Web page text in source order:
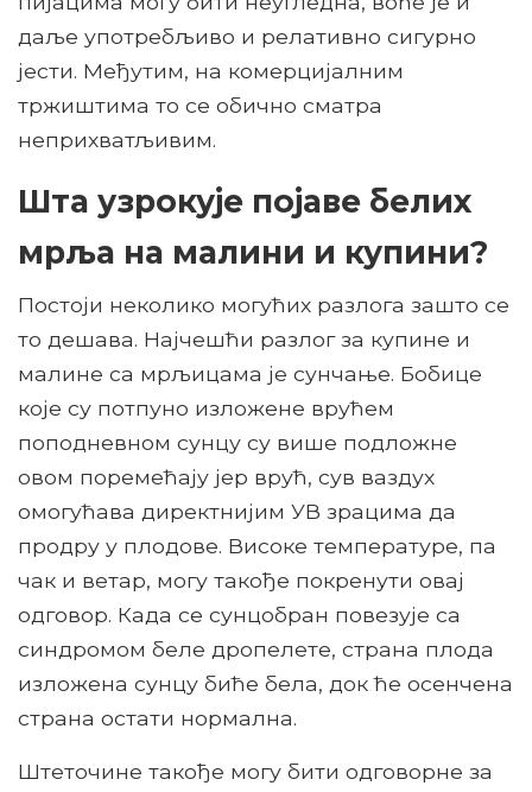
даље употребљиво и релативно сигурно
јести. Међутим, на комерцијалним
тржиштима то се обично сматра
неприхватљивим.
Шта узрокује појаве белих
мрља на малини и купини?
Постоји неколико могућих разлога зашто се
то дешава. Најчешћи разлог за купине и
малине са мрљицама је сунчање. Бобице
које су потпуно изложене врућем
поподневном сунцу су више подложне
овом поремећају јер врућ, сув ваздух
омогућава директнијим УВ зрацима да
продру у плодове. Високе температуре, па
чак и ветар, могу такође покренути овај
одговор. Када се сунцобран повезује са
синдромом беле дропелете, страна плода
изложена сунцу биће бела, док ће осенчена
страна остати нормална.
Штеточине такође могу бити одговорне за